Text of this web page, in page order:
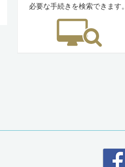
必要な手続きを検索できます。